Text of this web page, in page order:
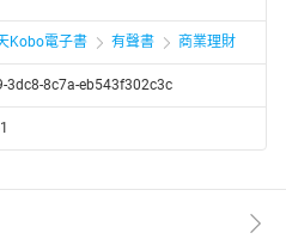
程管理
外部的協調性，以適應市場需求
聚焦於人才的選、育、用、留，並
爭力的重要性；流程管理則著眼
現了成熟度模型如何在不同企業
Kobo電子書 有聲書 商業理財
3dc8-8c7a-eb543f302c3c